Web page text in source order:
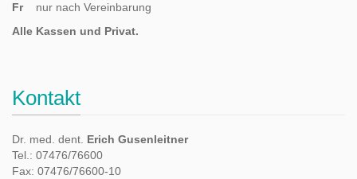
Frnur nach Vereinbarung
Alle Kassen und Privat.
Kontakt
Dr. med. dent. Erich Gusenleitner
Tel.: 07476/76600
Fax: 07476/76600-10